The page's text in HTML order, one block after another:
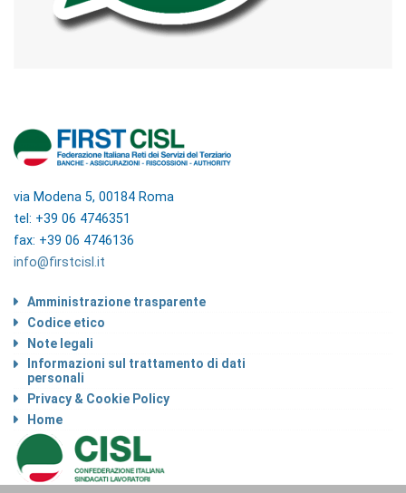
via Modena 5, 00184 Roma
tel: +39 06 4746351
fax: +39 06 4746136
info@firstcisl.it
Amministrazione trasparente
Codice etico
Note legali
Informazioni sul trattamento di dati
personali
Privacy & Cookie Policy
Home